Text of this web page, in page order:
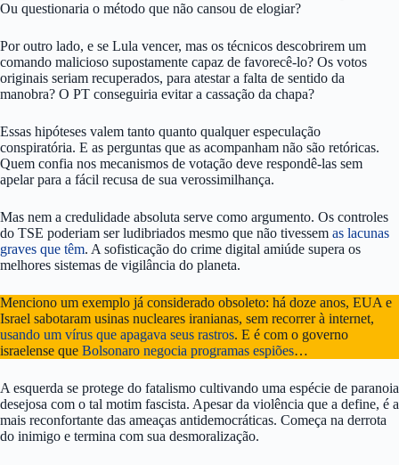
Ou questionaria o método que não cansou de elogiar?
Por outro lado, e se Lula vencer, mas os técnicos descobrirem um
comando malicioso supostamente capaz de favorecê-lo? Os votos
originais seriam recuperados, para atestar a falta de sentido da
manobra? O PT conseguiria evitar a cassação da chapa?
Essas hipóteses valem tanto quanto qualquer especulação
conspiratória. E as perguntas que as acompanham não são retóricas.
Quem confia nos mecanismos de votação deve respondê-las sem
apelar para a fácil recusa de sua verossimilhança.
Mas nem a credulidade absoluta serve como argumento. Os controles
do TSE poderiam ser ludibriados mesmo que não tivessem as lacunas
graves que têm. A sofisticação do crime digital amiúde supera os
melhores sistemas de vigilância do planeta.
Menciono um exemplo já considerado obsoleto: há doze anos, EUA e
Israel sabotaram usinas nucleares iranianas, sem recorrer à internet,
usando um vírus que apagava seus rastros. E é com o governo
israelense que Bolsonaro negocia programas espiões…
A esquerda se protege do fatalismo cultivando uma espécie de paranoia
desejosa com o tal motim fascista. Apesar da violência que a define, é a
mais reconfortante das ameaças antidemocráticas. Começa na derrota
do inimigo e termina com sua desmoralização.